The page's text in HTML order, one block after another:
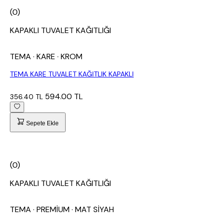
(0)
KAPAKLI TUVALET KAĞITLIĞI
TEMA · KARE · KROM
TEMA KARE TUVALET KAĞITLIK KAPAKLI
356.40 TL 594.00 TL
Sepete Ekle
(0)
KAPAKLI TUVALET KAĞITLIĞI
TEMA · PREMİUM· MAT SİYAH